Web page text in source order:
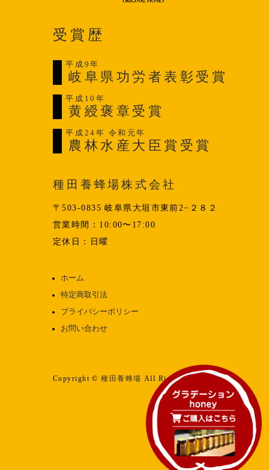
受賞歴
平成9年
岐阜県功労者表彰受賞
平成10年
黄綬褒章受賞
平成24年 令和元年
農林水産大臣賞受賞
種田養蜂場株式会社
〒503-0835 岐阜県大垣市東前2−２８２
営業時間：10:00〜17:00
定休日：日曜
ホーム
特定商取引法
プライバシーポリシー
お問い合わせ
Copyright ©種田養蜂場 All Rights reserved.